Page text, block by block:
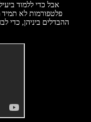
אבל כדי ללמוד
פלטפורמות לא
ההבדלים ביניהן, כדי